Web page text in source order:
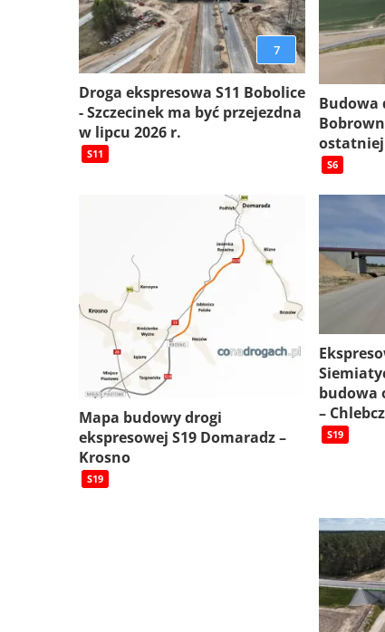
7
Droga ekspresowa S11 Bobolice
- Szczecinek ma być przejezdna
w lipcu 2026 r.
S11
Budowa
S6
Mapa budowy drogi
ekspresowej S19 Domaradz –
Krosno
S19
budowa
–
S19